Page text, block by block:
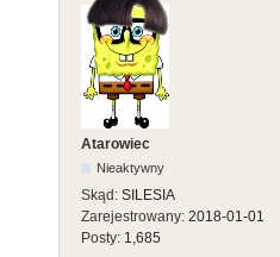
Atarowiec
Nieaktywny
Skąd: SILESIA
Zarejestrowany: 2018-01-01
Posty: 1,685